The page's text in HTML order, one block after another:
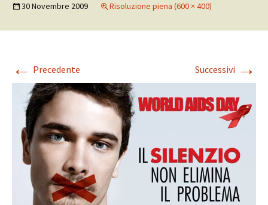
30 Novembre 2009 Risoluzione piena (600 × 400)
← Precedente Successivi →